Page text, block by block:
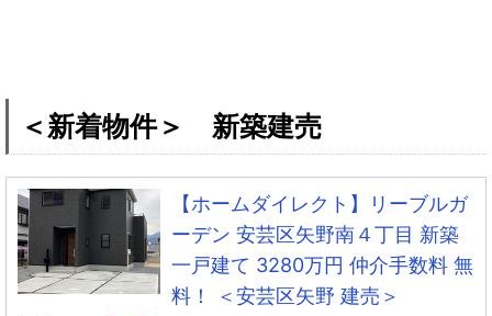
＜新着物件＞ 新築建売
【ホームダイレクト】リーブルガ
ーデン 安芸区矢野南４丁目 新築
一戸建て 3280万円 仲介手数料 無
料！ ＜安芸区矢野 建売＞